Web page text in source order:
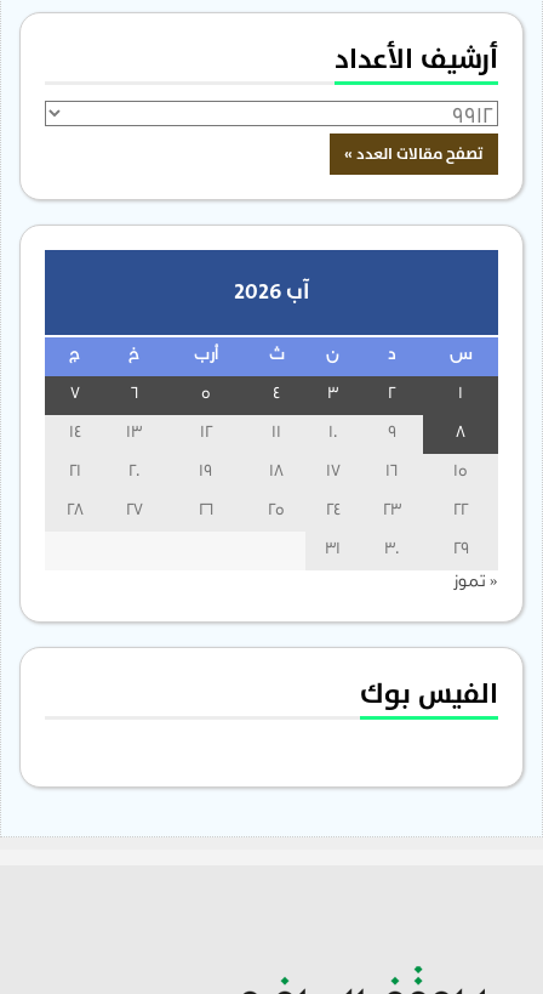
أرشيف الأعداد
آب 2026
س ن ث أرب خ ج
3
13
14
15
16
17
18
19
20
21
22
23
24
25
26
27
28
29
30
31
« تموز
الفيس بوك